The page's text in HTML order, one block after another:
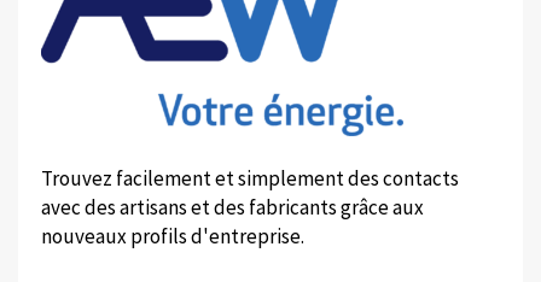
Trouvez facilement et simplement des contacts
avec des artisans et des fabricants grâce aux
nouveaux profils d'entreprise.